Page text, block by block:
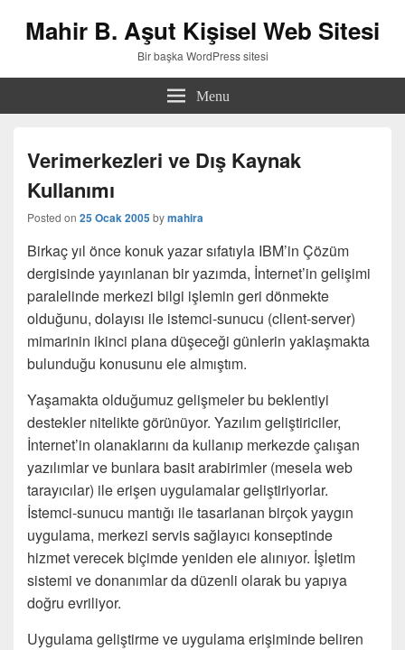
Mahir B. Aşut Kişisel Web Sitesi
Bir başka WordPress sitesi
Menu
Verimerkezleri ve Dış Kaynak
Kullanımı
Posted on 25 Ocak 2005bymahira
Birkaç yıl önce konuk yazar sıfatıyla IBM’in Çözüm
dergisinde yayınlanan bir yazımda, İnternet’in gelişimi
paralelinde merkezi bilgi işlemin geri dönmekte
olduğunu, dolayısı ile istemci-sunucu (client-server)
mimarinin ikinci plana düşeceği günlerin yaklaşmakta
bulunduğu konusunu ele almıştım.
Yaşamakta olduğumuz gelişmeler bu beklentiyi
destekler nitelikte görünüyor. Yazılım geliştiriciler,
İnternet’in olanaklarını da kullanıp merkezde çalışan
yazılımlar ve bunlara basit arabirimler (mesela web
tarayıcılar) ile erişen uygulamalar geliştiriyorlar.
İstemci-sunucu mantığı ile tasarlanan birçok yaygın
uygulama, merkezi servis sağlayıcı konseptinde
hizmet verecek biçimde yeniden ele alınıyor. İşletim
sistemi ve donanımlar da düzenli olarak bu yapıya
doğru evriliyor.
Uygulama geliştirme ve uygulama erişiminde beliren